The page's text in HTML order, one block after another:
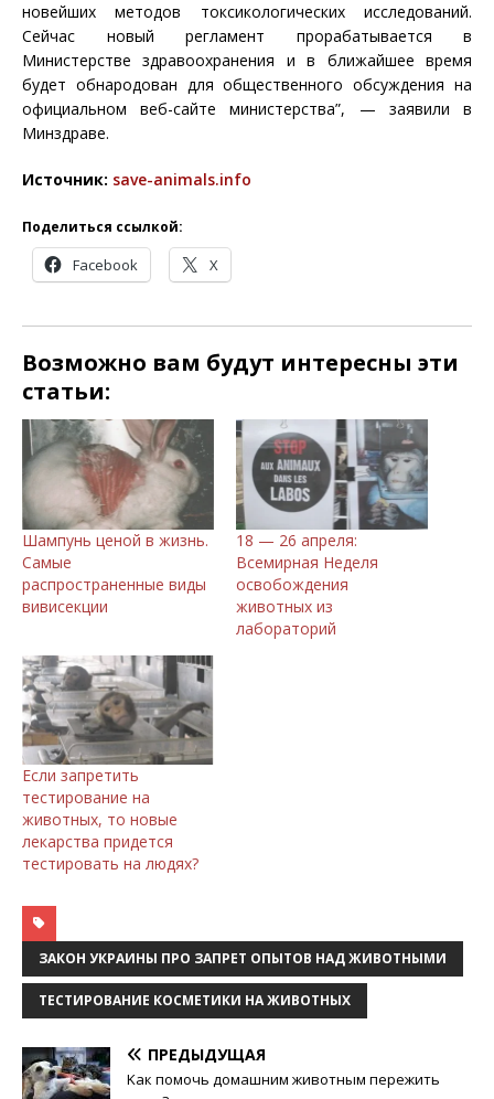
новейших методов токсикологических исследований.
Сейчас новый регламент прорабатывается в
Министерстве здравоохранения и в ближайшее время
будет обнародован для общественного обсуждения на
официальном веб-сайте министерства”, — заявили в
Минздраве.
Источник: save-animals.info
Поделиться ссылкой:
Facebook X
Возможно вам будут интересны эти
статьи:
Шампунь ценой в жизнь.
Самые
распространенные виды
вивисекции
18 — 26 апреля:
Всемирная Неделя
освобождения
животных из
лабораторий
Если запретить
тестирование на
животных, то новые
лекарства придется
тестировать на людях?
ЗАКОН УКРАИНЫ ПРО ЗАПРЕТ ОПЫТОВ НАД ЖИВОТНЫМИ
ТЕСТИРОВАНИЕ КОСМЕТИКИ НА ЖИВОТНЫХ
ПРЕДЫДУЩАЯ
Kaк пoмoчь дoмaшним живoтным пepeжить